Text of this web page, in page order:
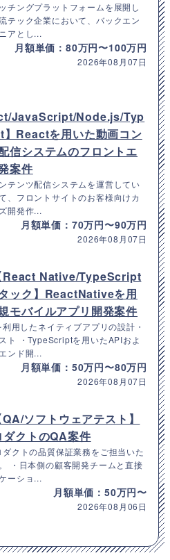
チングプラットフォームを展開し
テック企業において、バックエン
アとし...
月額単価：80万円〜100万円
2026年08月07日
JavaScript/Node.js/Typ
Reactを用いた動画コン
信システムのフロントエ
案件
テンツ配信システムを運営してい
、フロントサイトのお客様向けカ
開発作...
月額単価：70万円〜90万円
2026年08月07日
React Native/TypeScript
ック】ReactNativeを用
モバイルアプリ開発案件
利用したネイティブアプリの設計・
ト ・TypeScriptを用いたAPIおよ
ンド開...
月額単価：50万円〜80万円
2026年08月07日
QA/ソフトウェアテスト】
ダクトのQA案件
ダクトの品質保証業務をご担当いた
・日本側の顧客開発チームと直接
ーショ...
月額単価：50万円〜
2026年08月06日